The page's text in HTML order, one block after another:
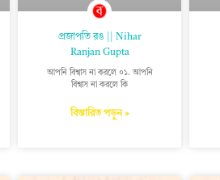
প্রজাপতি রঙ || Nihar
Ranjan Gupta
আপনি বিশ্বাস না করলে ০১. আপনি
বিশ্বাস না করলে কি
বিস্তারিত পড়ুন »